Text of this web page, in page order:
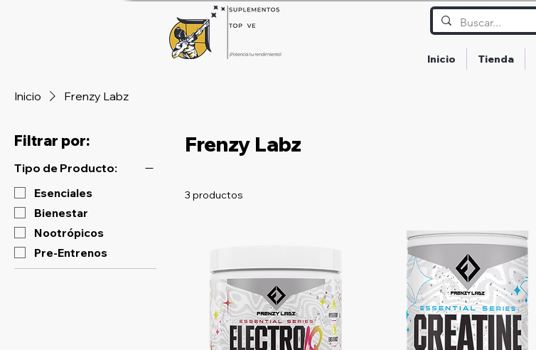
Inicio Tienda
Inicio Frenzy Labz
Filtrar por:
Tipo de Producto:
Esenciales
Bienestar
Nootrópicos
Pre-Entrenos
Frenzy Labz
3 productos